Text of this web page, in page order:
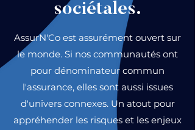
sociétales.
AssurN'Co est assurément ouvert sur
le monde. Si nos communautés ont
pour dénominateur commun
l'assurance, elles sont aussi issues
d'univers connexes. Un atout pour
appréhender les risques et les enjeux